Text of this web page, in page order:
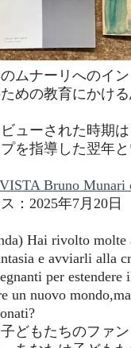
のムナーリへのイ
めの教育にかけ
ューされた時期
を指導した翌年
Bruno Munari
：2025年7月20日
Hai rivolto molte
e avviarli alla
per
un nuovo
子どもたちのファ